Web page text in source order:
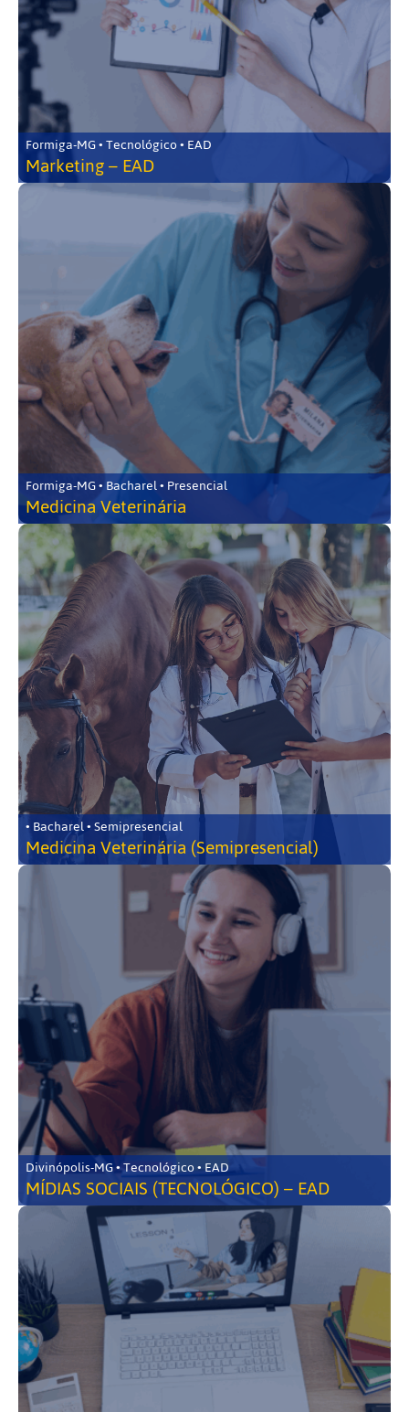
Formiga-MG • Tecnológico • EAD
Marketing – EAD
Formiga-MG • Bacharel • Presencial
Medicina Veterinária
• Bacharel • Semipresencial
Medicina Veterinária (Semipresencial)
Divinópolis-MG • Tecnológico • EAD
MÍDIAS SOCIAIS (TECNOLÓGICO) – EAD